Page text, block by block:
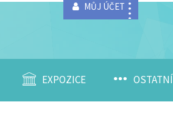
MŮJ ÚČET
EXPOZICE OSTATNÍ